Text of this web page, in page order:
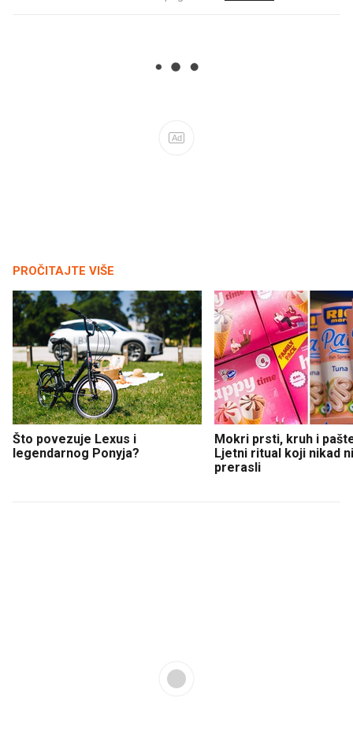
Ad
PROČITAJTE VIŠE
Što povezuje Lexus i
legendarnog Ponyja?
Mokri prsti, kruh i
Ljetni ritual koji nikad
prerasli